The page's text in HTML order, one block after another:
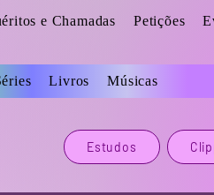
e Chamadas Petições
Livros Músicas
Estudos